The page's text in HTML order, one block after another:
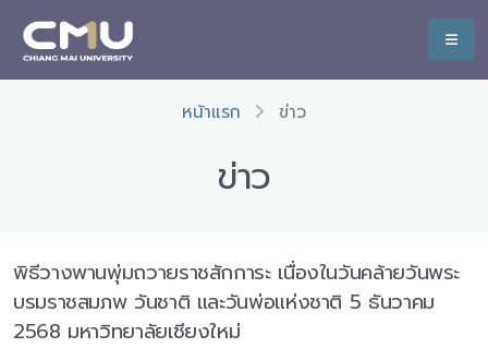
หน้าแรก ข่าว
ข่าว
พิธีวางพานพุ่มถวายราชสักการะ เนื่องในวันคล้ายวันพระ
บรมราชสมภพ วันชาติ และวันพ่อแห่งชาติ 5 ธันวาคม
2568 มหาวิทยาลัยเชียงใหม่